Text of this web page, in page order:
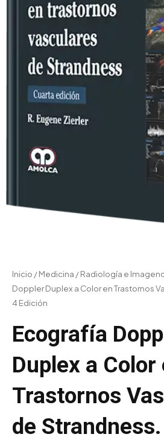
Inicio /Medicina /Radiología e
Doppler Duplex a Color en Trastornos
4 Edición
Ecografía
Duplex a Color
Trastornos
de